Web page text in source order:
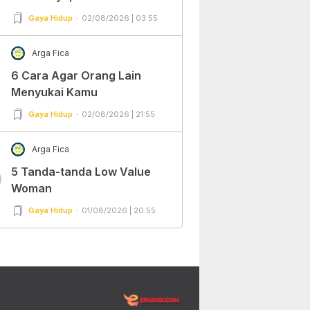
Gaya Hidup 02/08/2026 | 03:55
Arga Fica
6 Cara Agar Orang Lain
Menyukai Kamu
Gaya Hidup 02/08/2026 | 21:55
Arga Fica
5 Tanda-tanda Low Value
Woman
Gaya Hidup 01/08/2026 | 20:55